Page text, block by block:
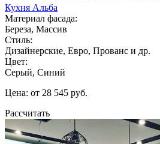
Кухня Альба
Материал фасада:
Береза, Массив
Стиль:
Дизайнерские, Евро, Прованс и др.
Цвет:
Серый, Синий
Цена: от 28 545 руб.
Рассчитать